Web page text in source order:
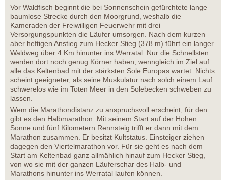
Vor Waldfisch beginnt die bei Sonnenschein gefürchtete lange
baumlose Strecke durch den Moorgrund, weshalb die
Kameraden der Freiwilligen Feuerwehr mit drei
Versorgungspunkten die Läufer umsorgen. Nach dem kurzen
aber heftigen Anstieg zum Hecker Stieg (378 m) führt ein langer
Waldweg über 4 Km hinunter ins Werratal. Nur die Schnellsten
werden dort noch genug Körner haben, wenngleich im Ziel auf
alle das Keltenbad mit der stärksten Sole Europas wartet. Nichts
scheint geeigneter, als seine Muskulatur nach solch einem Lauf
schwerelos wie im Toten Meer in den Solebecken schweben zu
lassen.
Wem die Marathondistanz zu anspruchsvoll erscheint, für den
gibt es den Halbmarathon. Mit seinem Start auf der Hohen
Sonne und fünf Kilometern Rennsteig trifft er dann mit dem
Marathon zusammen. Er besitzt Kultstatus. Einsteiger ziehen
dagegen den Viertelmarathon vor. Für sie geht es nach dem
Start am Keltenbad ganz allmählich hinauf zum Hecker Stieg,
von wo sie mit der ganzen Läuferschar des Halb- und
Marathons hinunter ins Werratal laufen können.